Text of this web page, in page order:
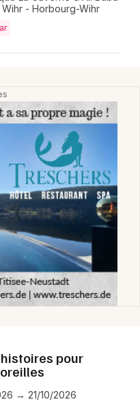
- Horbourg-Wihr
pour
→ 21/10/2026